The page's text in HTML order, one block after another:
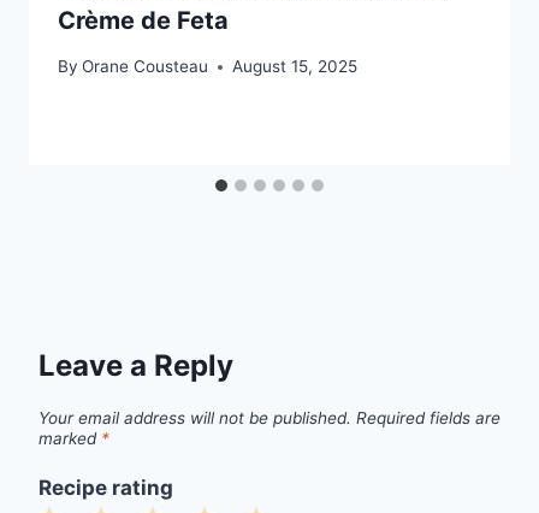
Crème de Feta
By Orane Cousteau August 15, 2025
Leave a Reply
Your email address will not be published. Required fields are
marked *
Recipe rating